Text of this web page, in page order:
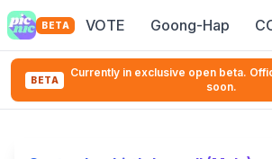
BETA VOTE Goong-Hap
BETA
Currently in exclusive open beta.
soon.